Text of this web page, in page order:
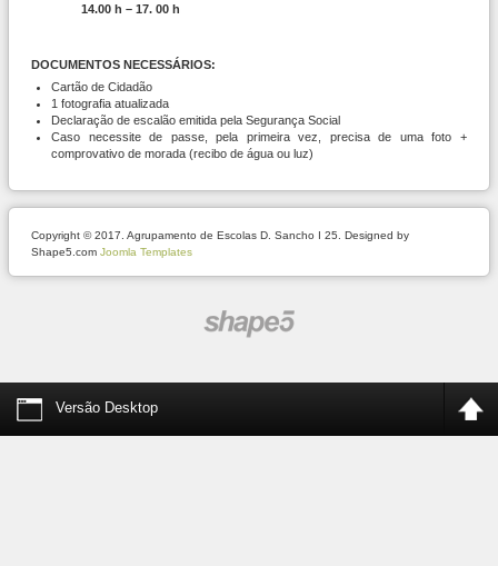
14.00 h – 17. 00 h
DOCUMENTOS NECESSÁRIOS:
Cartão de Cidadão
1 fotografia atualizada
Declaração de escalão emitida pela Segurança Social
Caso necessite de passe, pela primeira vez, precisa de uma foto +
comprovativo de morada (recibo de água ou luz)
Copyright © 2017. Agrupamento de Escolas D. Sancho I 25. Designed by
Shape5.com Joomla Templates
Versão Desktop